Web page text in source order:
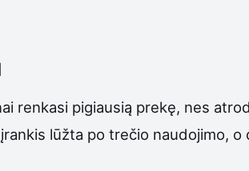
renkasi pigiausią prekę, nes
lūžta po trečio naudojimo,